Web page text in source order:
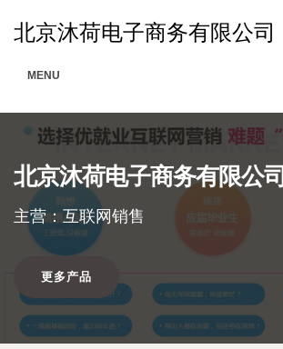
北京沐荷电子商务有限公司
MENU
北京沐荷电子商务有限公司
主营：互联网销售
更多产品